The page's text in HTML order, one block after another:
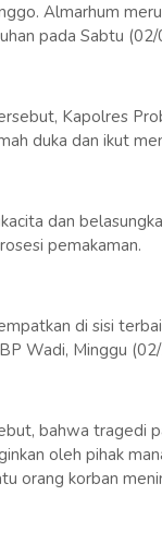
Almarhum
pada Sabtu
Kapolres
duka dan ikut
dan
pemakaman.
di sisi
Wadi, Minggu
bahwa tragedi
oleh pihak
orang korban